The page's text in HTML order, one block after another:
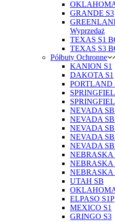
GRANDE S3
Wyprzedaż
TEXAS S1
TEXAS S3
Półbuty Ochronne
KANION S1
DAKOTA S1
PORTLAND
NEVADA
NEVADA
NEVADA
NEVADA
NEVADA
NEBRASKA
NEBRASKA
NEBRASKA
UTAH SB
ELPASO S1P
MEXICO S1
GRINGO S3